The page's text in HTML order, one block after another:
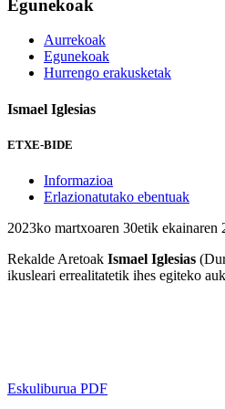
Egunekoak
Aurrekoak
Egunekoak
Hurrengo erakusketak
Ismael Iglesias
ETXE-BIDE
Informazioa
Erlazionatutako ebentuak
2023ko martxoaren 30etik ekainaren
Rekalde Aretoak Ismael Iglesias
ikusleari errealitatetik ihes egiteko
Eskuliburua PDF